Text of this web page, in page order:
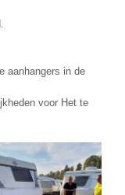
aanhangers in de
voor Het te